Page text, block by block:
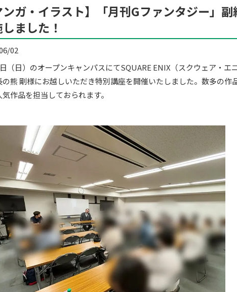
ンガ・イラスト】「月刊Gファンタジー」
ました！
02
（日）のオープンキャンパスにてSQUARE ENIX（スクウェア・
熊 剛様にお越しいただき特別講座を開催いたしました。数多の作
気作品を担当しておられます。